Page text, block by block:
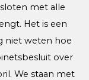
met alle
Het is een
niet weten hoe
over
We staan met